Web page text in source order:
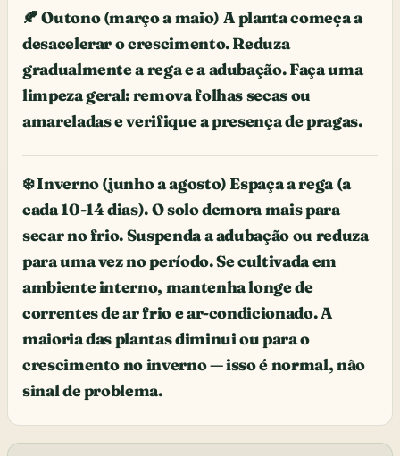
🍂 Outono (março a maio) A planta começa a
desacelerar o crescimento. Reduza
gradualmente a rega e a adubação. Faça uma
limpeza geral: remova folhas secas ou
amareladas e verifique a presença de pragas.
❄️ Inverno (junho a agosto) Espaça a rega (a
cada 10-14 dias). O solo demora mais para
secar no frio. Suspenda a adubação ou reduza
para uma vez no período. Se cultivada em
ambiente interno, mantenha longe de
correntes de ar frio e ar-condicionado. A
maioria das plantas diminui ou para o
crescimento no inverno — isso é normal, não
sinal de problema.